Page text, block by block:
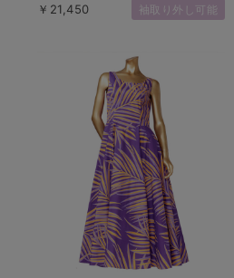
￥21,450 袖取り外し可能